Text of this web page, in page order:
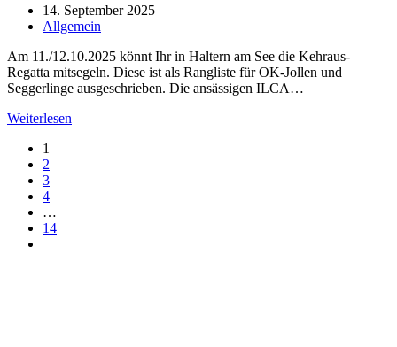
Beitrag
veröffentlicht:
14. September 2025
Beitrags-
Allgemein
Am 11./12.10.2025 könnt Ihr in Haltern am See die Kehraus-
Regatta mitsegeln. Diese ist als Rangliste für OK-Jollen und
Seggerlinge ausgeschrieben. Die ansässigen ILCA…
Weiterlesen
1
2
3
4
…
14